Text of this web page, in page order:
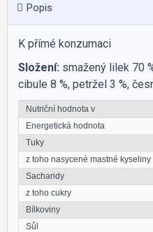
Popis
K přímé konzumaci
Složení: smažený lilek 70
cibule 8 %, petržel 3 %,
Nutriční hodnota v
Energetická hodnota
Tuky
z toho nasycené mastné kyseliny
Sacharidy
z toho cukry
Bílkoviny
Sůl